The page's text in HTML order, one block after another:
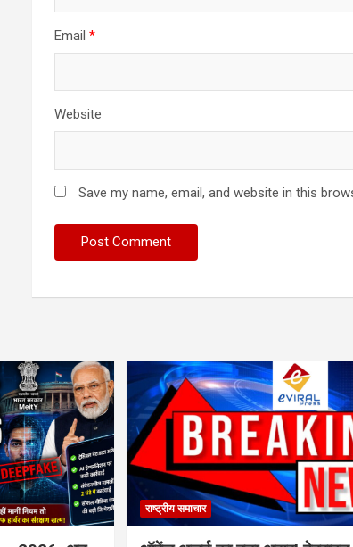
Email*
Website
Save my name, email, and website in this
राष्ट्रीय समाचार